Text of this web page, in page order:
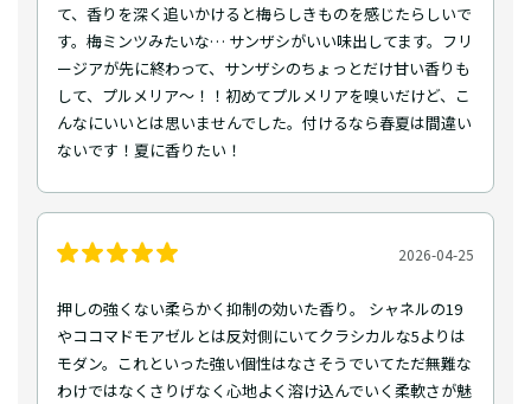
て、香りを深く追いかけると梅らしきものを感じたらしいで
す。梅ミンツみたいな… サンザシがいい味出してます。フリ
ージアが先に終わって、サンザシのちょっとだけ甘い香りも
して、プルメリア～！！初めてプルメリアを嗅いだけど、こ
んなにいいとは思いませんでした。付けるなら春夏は間違い
ないです！夏に香りたい！
2026-04-25
押しの強くない柔らかく抑制の効いた香り。 シャネルの19
やココマドモアゼルとは反対側にいてクラシカルな5よりは
モダン。これといった強い個性はなさそうでいてただ無難な
わけではなくさりげなく心地よく溶け込んでいく柔軟さが魅